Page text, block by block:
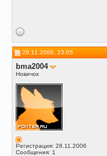
28.11.2006, 23:05
bma2004
Новичок
Регистрация: 28.11.2006
Сообщения: 1